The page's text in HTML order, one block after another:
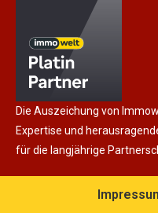
Die Auszeichung von
Expertise und
für die langjährige